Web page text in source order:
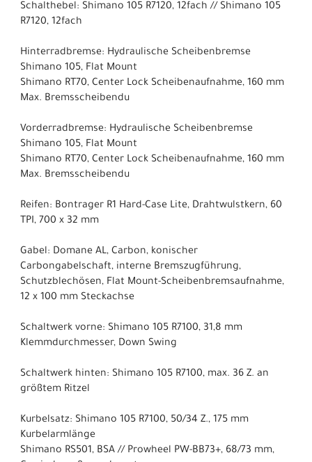
Schalthebel: Shimano 105 R7120, 12fach // Shimano 105
R7120, 12fach
Hinterradbremse: Hydraulische Scheibenbremse
Shimano 105, Flat Mount
Shimano RT70, Center Lock Scheibenaufnahme, 160 mm
Max. Bremsscheibendu
Vorderradbremse: Hydraulische Scheibenbremse
Shimano 105, Flat Mount
Shimano RT70, Center Lock Scheibenaufnahme, 160 mm
Max. Bremsscheibendu
Reifen: Bontrager R1 Hard-Case Lite, Drahtwulstkern, 60
TPI, 700 x 32 mm
Gabel: Domane AL, Carbon, konischer
Carbongabelschaft, interne Bremszugführung,
Schutzblechösen, Flat Mount-Scheibenbremsaufnahme,
12 x 100 mm Steckachse
Schaltwerk vorne: Shimano 105 R7100, 31,8 mm
Klemmdurchmesser, Down Swing
Schaltwerk hinten: Shimano 105 R7100, max. 36 Z. an
größtem Ritzel
Kurbelsatz: Shimano 105 R7100, 50/34 Z., 175 mm
Kurbelarmlänge
Shimano RS501, BSA // Prowheel PW-BB73+, 68/73 mm,